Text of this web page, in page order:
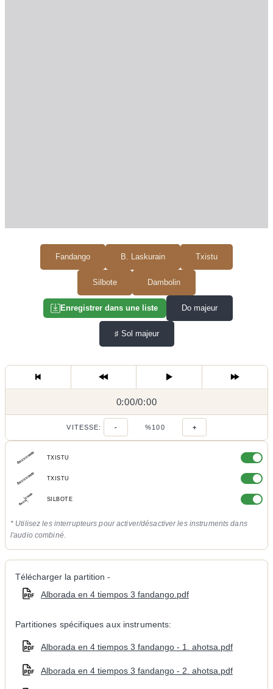
Fandango B. Laskurain Txistu
Silbote Dambolin
Enregistrer dans une liste Do majeur
♯Sol majeur
0:00/
0:00/0:00
VITESSE: - %100 +
TXISTU
TXISTU
SILBOTE
* Utilisez les interrupteurs pour activer/désactiver les instruments dans
l'audio combiné.
Télécharger la partition -
Alborada en 4 tiempos 3 fandango.pdf
Partitiones spécifiques aux instruments:
Alborada en 4 tiempos 3 fandango - 1. ahotsa.pdf
Alborada en 4 tiempos 3 fandango - 2. ahotsa.pdf